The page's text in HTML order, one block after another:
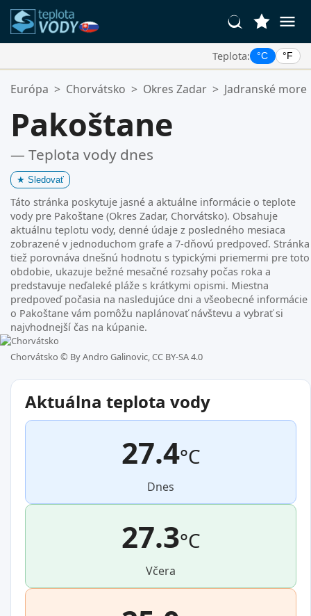
Teplota: °C °F
Vaše Obľúbené Lokality:
Európa > Chorvátsko > Okres Zadar > Jadranské more
Pakoštane
— Teplota vody dnes
★ Sledovať
Táto stránka poskytuje jasné a aktuálne informácie o teplote
vody pre Pakoštane (Okres Zadar, Chorvátsko). Obsahuje
aktuálnu teplotu vody, denné údaje z posledného mesiaca
zobrazené v jednoduchom grafe a 7-dňovú predpoveď. Stránka
tiež porovnáva dnešnú hodnotu s typickými priemermi pre toto
obdobie, ukazuje bežné mesačné rozsahy počas roka a
predstavuje neďaleké pláže s krátkymi opismi. Miestna
predpoveď počasia na nasledujúce dni a všeobecné informácie
o Pakoštane vám pomôžu naplánovať návštevu a vybrať si
najvhodnejší čas na kúpanie.
Chorvátsko © By Andro Galinovic, CC BY-SA 4.0
Aktuálna teplota vody
27.4°C
Dnes
27.3°C
Včera